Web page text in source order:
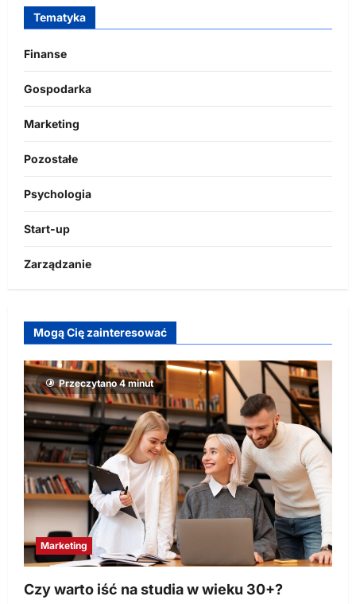
Tematyka
Finanse
Gospodarka
Marketing
Pozostałe
Psychologia
Start-up
Zarządzanie
Mogą Cię zainteresować
Przeczytano 4 minut
Marketing
Czy warto iść na studia w wieku 30+?